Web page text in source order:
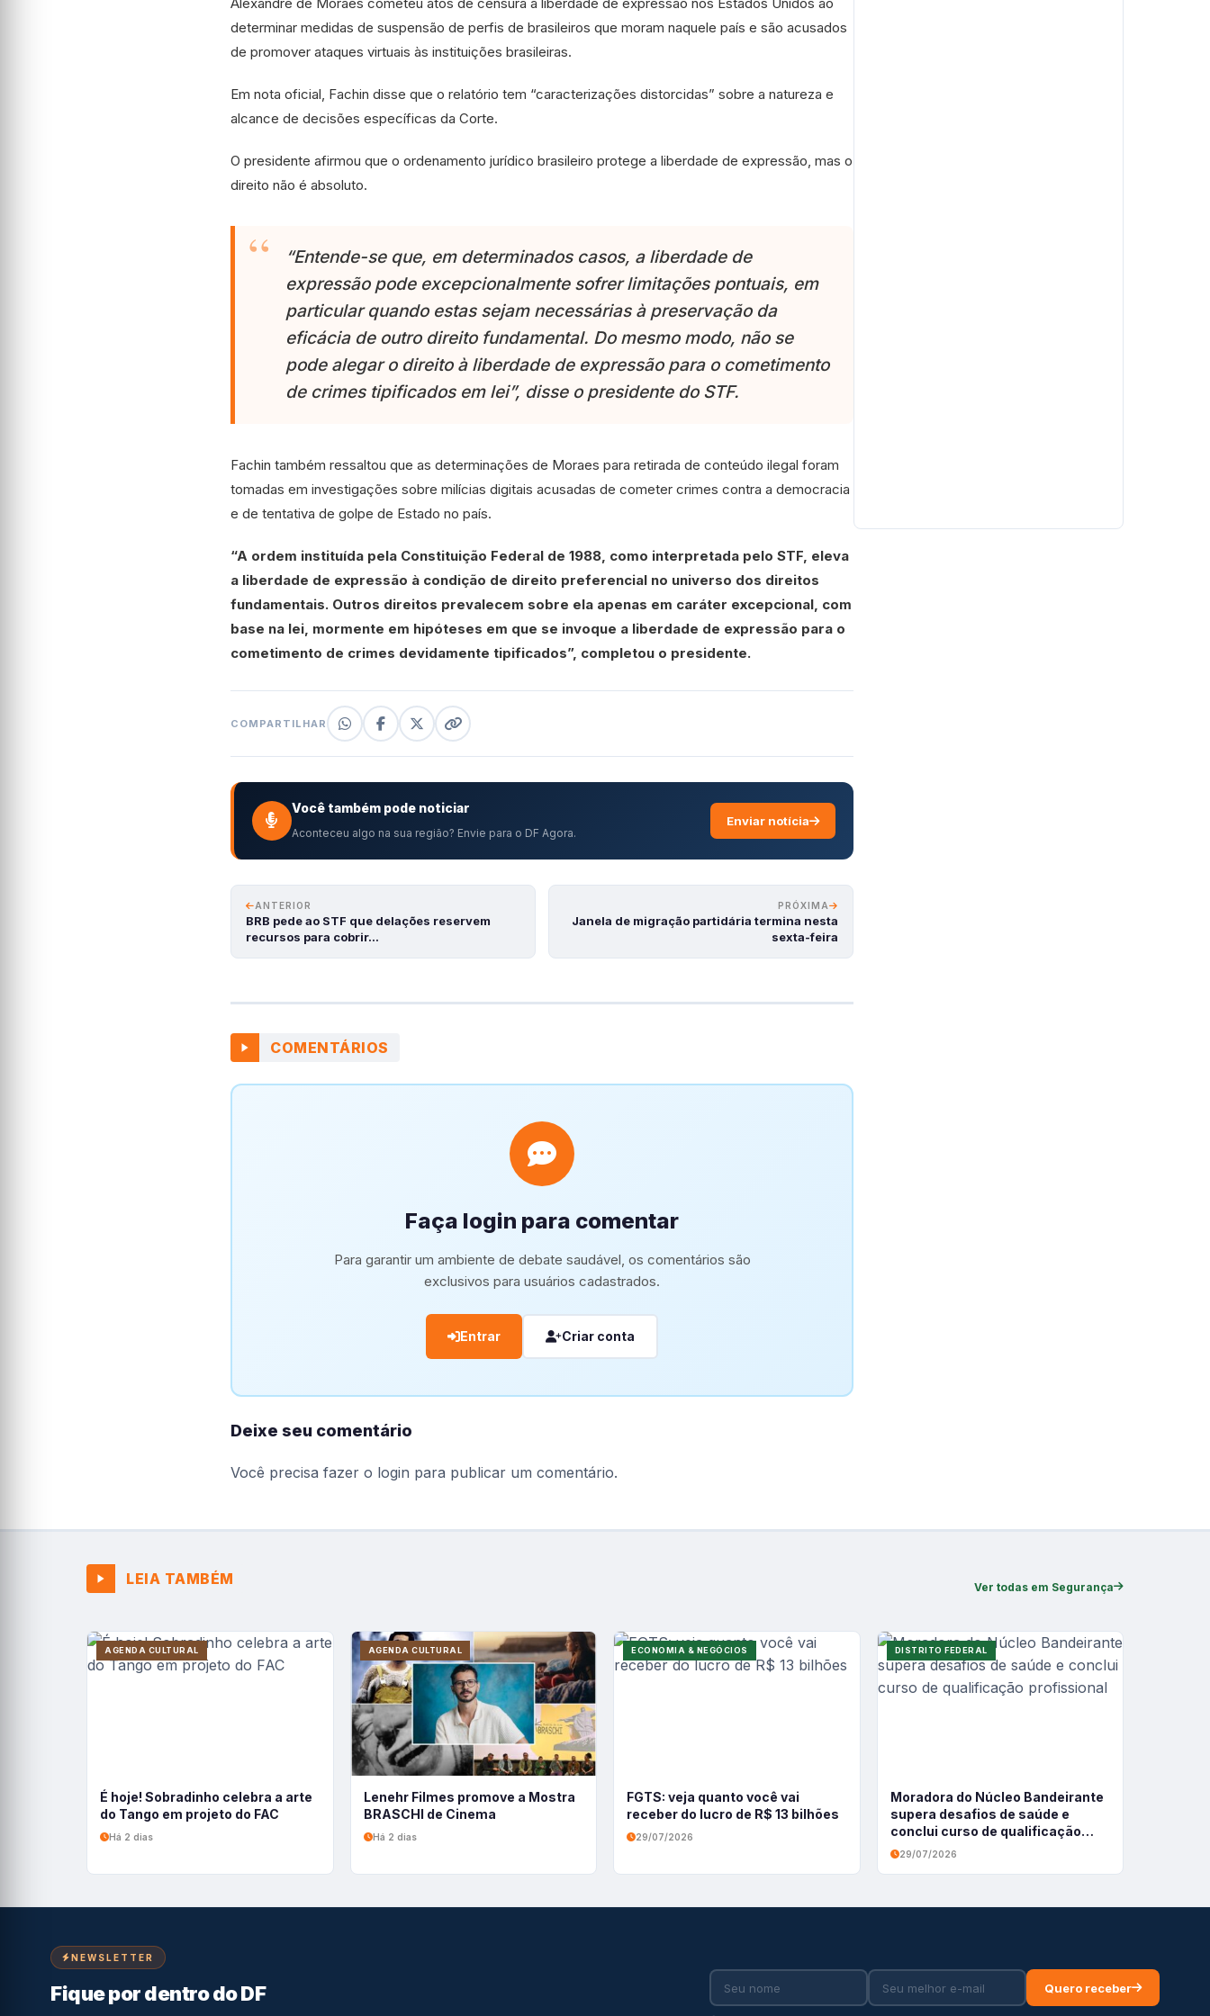
determinar medidas de suspensão de perfis de brasileiros que moram naquele país e são acusados
de promover ataques virtuais às instituições brasileiras.
Em nota oficial, Fachin disse que o relatório tem “caracterizações distorcidas” sobre a natureza e
alcance de decisões específicas da Corte.
O presidente afirmou que o ordenamento jurídico brasileiro protege a liberdade de expressão, mas o
direito não é absoluto.
“Entende-se que, em determinados casos, a liberdade de
expressão pode excepcionalmente sofrer limitações pontuais, em
particular quando estas sejam necessárias à preservação da
eficácia de outro direito fundamental. Do mesmo modo, não se
pode alegar o direito à liberdade de expressão para o cometimento
de crimes tipificados em lei”, disse o presidente do STF.
Fachin também ressaltou que as determinações de Moraes para retirada de conteúdo ilegal foram
tomadas em investigações sobre milícias digitais acusadas de cometer crimes contra a democracia
e de tentativa de golpe de Estado no país.
“A ordem instituída pela Constituição Federal de 1988, como interpretada pelo STF, eleva
a liberdade de expressão à condição de direito preferencial no universo dos direitos
fundamentais. Outros direitos prevalecem sobre ela apenas em caráter excepcional, com
base na lei, mormente em hipóteses em que se invoque a liberdade de expressão para o
cometimento de crimes devidamente tipificados”, completou o presidente.
COMPARTILHAR
Você também pode noticiar
Aconteceu algo na sua região? Envie para o DF Agora.
Enviar notícia
ANTERIOR
BRB pede ao STF que delações reservem
recursos para cobrir…
PRÓXIMA
Janela de migração partidária termina nesta
sexta-feira
COMENTÁRIOS
Faça login para comentar
Para garantir um ambiente de debate saudável, os comentários são
exclusivos para usuários cadastrados.
Entrar Criar conta
Deixe seu comentário
Você precisa fazer o login para publicar um comentário.
LEIA TAMBÉM Ver todas em Segurança
AGENDA CULTURAL
É hoje! Sobradinho celebra a arte
do Tango em projeto do FAC
Há 2 dias
AGENDA CULTURAL
Lenehr Filmes promove a Mostra
BRASCHI de Cinema
Há 2 dias
ECONOMIA & NEGÓCIOS
FGTS: veja quanto você vai
receber do lucro de R$ 13 bilhões
29/07/2026
DISTRITO FEDERAL
Moradora do Núcleo Bandeirante
supera desafios de saúde e
conclui curso de qualificação
profissional
29/07/2026
NEWSLETTER
Fique por dentro do DF Quero receber